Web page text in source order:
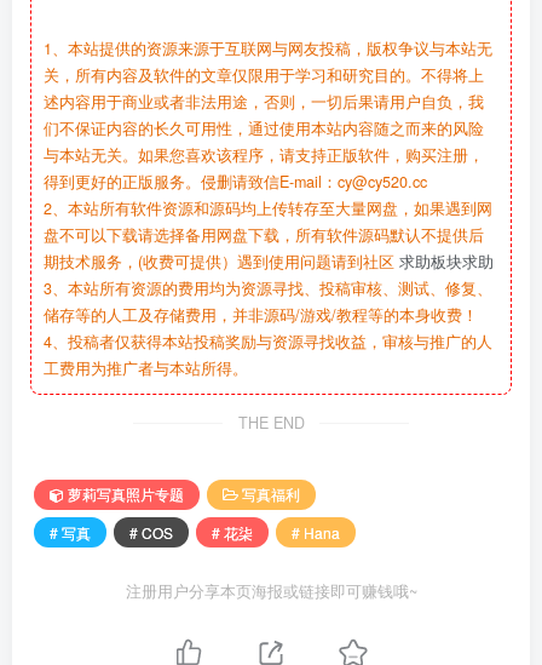
1、本站提供的资源来源于互联网与网友投稿，版权争议与本站无
关，所有内容及软件的文章仅限用于学习和研究目的。不得将上
述内容用于商业或者非法用途，否则，一切后果请用户自负，我
们不保证内容的长久可用性，通过使用本站内容随之而来的风险
与本站无关。如果您喜欢该程序，请支持正版软件，购买注册，
得到更好的正版服务。侵删请致信E-mail：cy@cy520.cc
2、本站所有软件资源和源码均上传转存至大量网盘，如果遇到网
盘不可以下载请选择备用网盘下载，所有软件源码默认不提供后
期技术服务，(收费可提供）遇到使用问题请到社区 求助板块求助
3、本站所有资源的费用均为资源寻找、投稿审核、测试、修复、
储存等的人工及存储费用，并非源码/游戏/教程等的本身收费！
4、投稿者仅获得本站投稿奖励与资源寻找收益，审核与推广的人
工费用为推广者与本站所得。
THE END
萝莉写真照片专题
写真福利
# 写真
# COS # 花柒 # Hana
注册用户分享本页海报或链接即可赚钱哦~